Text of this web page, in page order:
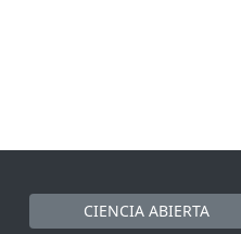
CIENCIA ABIERTA